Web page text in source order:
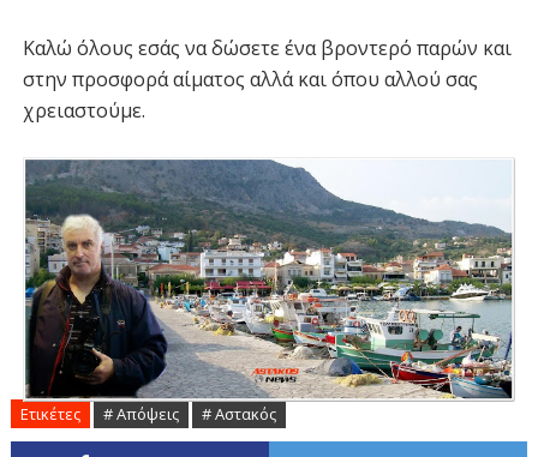
Καλώ όλους εσάς να δώσετε ένα βροντερό παρών και
στην προσφορά αίματος αλλά και όπου αλλού σας
χρειαστούμε.
Ετικέτες # Απόψεις # Αστακός